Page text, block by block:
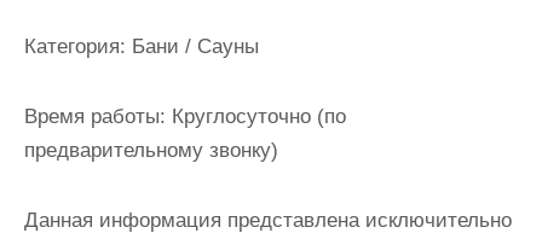
Категория: Бани / Сауны
Время работы: Круглосуточно (по
предварительному звонку)
Данная информация представлена исключительно